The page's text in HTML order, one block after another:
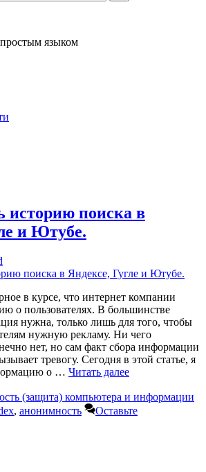
языком
историю поиска в
и Ютубе.
в курсе, что интернет компании
о пользователях. В большинстве
нужна, только лишь для того, чтобы
нужную рекламу. Ни чего
нет, но сам факт сбора информации
тревогу. Сегодня в этой статье, я
о … Читать далее
(защита) компьютера и информации
, анонимность
Оставьте